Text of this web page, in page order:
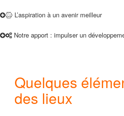
L’aspiration à un avenir meilleur
Notre apport : impulser un
Quelques
des lieux